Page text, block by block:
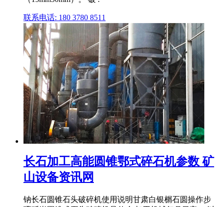
联系电话: 180 3780 8511
长石加工高能圆锥鄂式碎石机参数 矿
山设备资讯网
钠长石圆锥石头破碎机使用说明甘肃白银榍石圆操作步